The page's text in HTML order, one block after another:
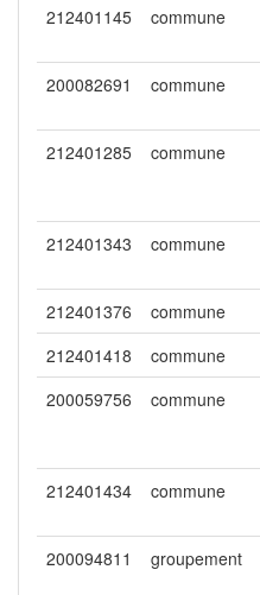
212401145
commune
200082691 commune
212401285 commune
212401343 commune
212401376 commune
212401418
commune
200059756
commune
212401434 commune
200094811 groupement